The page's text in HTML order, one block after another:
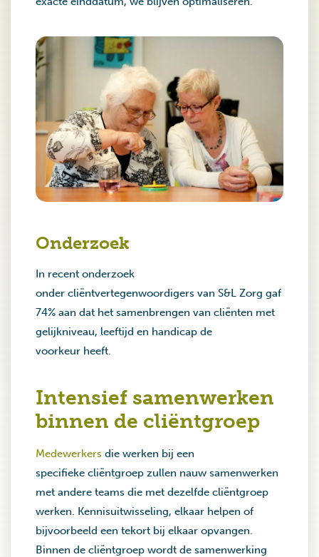
Onderzoek
In recent onderzoek
onder cliëntvertegenwoordigers van S&L Zorg gaf
74% aan dat het samenbrengen van cliënten met
gelijkniveau, leeftijd en handicap de
voorkeur heeft.
Intensief samenwerken
binnen de cliëntgroep
Medewerkers die werken bij een
specifieke cliëntgroep zullen nauw samenwerken
met andere teams die met dezelfde cliëntgroep
werken. Kennisuitwisseling, elkaar helpen of
bijvoorbeeld een tekort bij elkaar opvangen.
Binnen de cliëntgroep wordt de samenwerking